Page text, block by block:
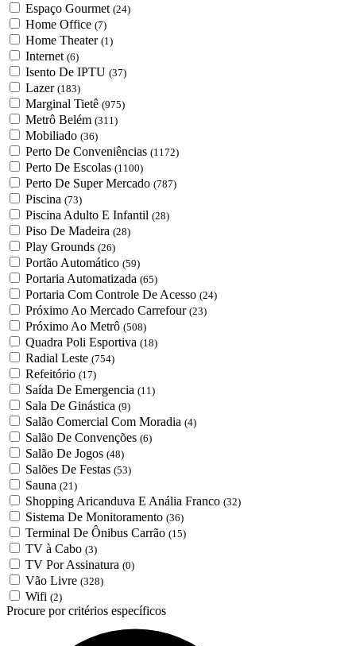
Espaço Gourmet (24)
Home Office (7)
Home Theater (1)
Internet (6)
Isento De IPTU (37)
Lazer (183)
Marginal Tietê (975)
Metrô Belém (311)
Mobiliado (36)
Perto De Conveniências (1172)
Perto De Escolas (1100)
Perto De Super Mercado (787)
Piscina (73)
Piscina Adulto E Infantil (28)
Piso De Madeira (28)
Play Grounds (26)
Portão Automático (59)
Portaria Automatizada (65)
Portaria Com Controle De Acesso (24)
Próximo Ao Mercado Carrefour (23)
Próximo Ao Metrô (508)
Quadra Poli Esportiva (18)
Radial Leste (754)
Refeitório (17)
Saída De Emergencia (11)
Sala De Ginástica (9)
Salão Comercial Com Moradia (4)
Salão De Convenções (6)
Salão De Jogos (48)
Salões De Festas (53)
Sauna (21)
Shopping Aricanduva E Anália Franco (32)
Sistema De Monitoramento (36)
Terminal De Ônibus Carrão (15)
TV à Cabo (3)
TV Por Assinatura (0)
Vão Livre (328)
Wifi (2)
Procure por critérios específicos